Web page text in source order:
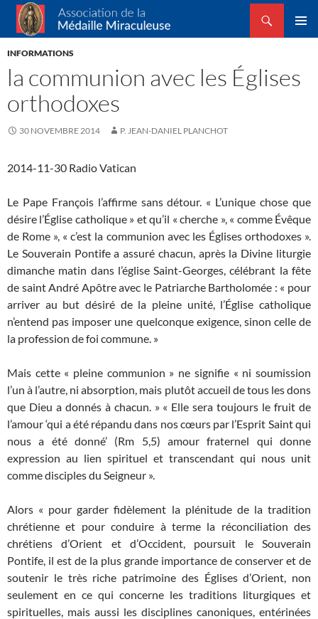
Association de la Médaille Miraculeuse
Recherche
ALLER
INFORMATIONS
la communion avec les Églises
orthodoxes
30 NOVEMBRE 2014 P. JEAN-DANIEL PLANCHOT
2014-11-30 Radio Vatican
Le Pape François l’affirme sans détour. « L’unique chose que
désire l’Église catholique » et qu’il « cherche », « comme Évêque
de Rome », « c’est la communion avec les Églises orthodoxes ».
Le Souverain Pontife a assuré chacun, après la Divine liturgie
dimanche matin dans l’église Saint-Georges, célébrant la fête
de saint André Apôtre avec le Patriarche Bartholomée : « pour
arriver au but désiré de la pleine unité, l’Église catholique
n’entend pas imposer une quelconque exigence, sinon celle de
la profession de foi commune. »
Mais cette « pleine communion » ne signifie « ni soumission
l’un à l’autre, ni absorption, mais plutôt accueil de tous les dons
que Dieu a donnés à chacun. » « Elle sera toujours le fruit de
l’amour ‘qui a été répandu dans nos cœurs par l’Esprit Saint qui
nous a été donné’ (Rm 5,5) amour fraternel qui donne
expression au lien spirituel et transcendant qui nous unit
comme disciples du Seigneur ».
Alors « pour garder fidèlement la plénitude de la tradition
chrétienne et pour conduire à terme la réconciliation des
chrétiens d’Orient et d’Occident, poursuit le Souverain
Pontife, il est de la plus grande importance de conserver et de
soutenir le très riche patrimoine des Églises d’Orient, non
seulement en ce qui concerne les traditions liturgiques et
spirituelles, mais aussi les disciplines canoniques, entérinées